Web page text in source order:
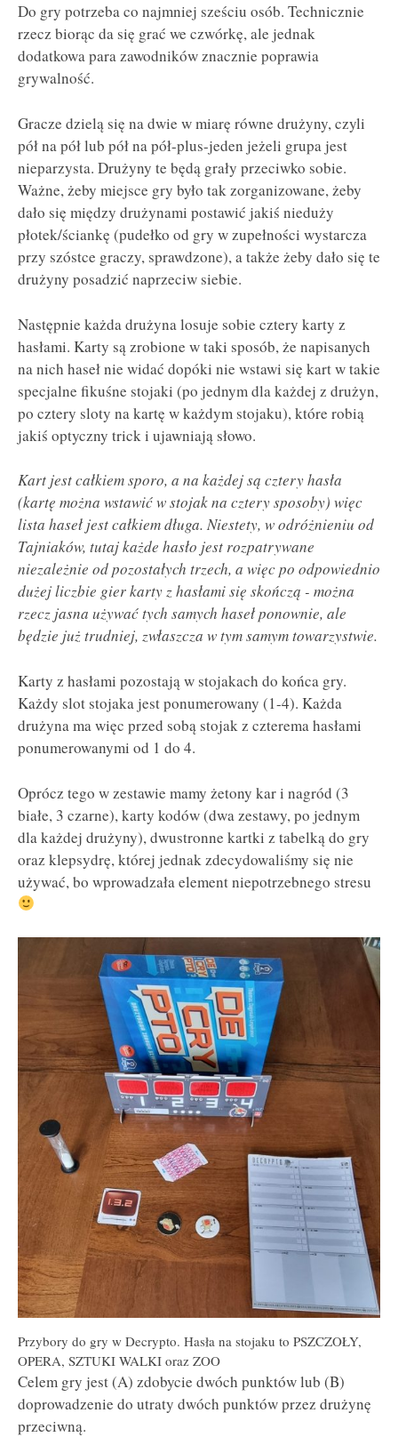
Do gry potrzeba co najmniej sześciu osób. Technicznie
rzecz biorąc da się grać we czwórkę, ale jednak
dodatkowa para zawodników znacznie poprawia
grywalność.
Gracze dzielą się na dwie w miarę równe drużyny, czyli
pół na pół lub pół na pół-plus-jeden jeżeli grupa jest
nieparzysta. Drużyny te będą grały przeciwko sobie.
Ważne, żeby miejsce gry było tak zorganizowane, żeby
dało się między drużynami postawić jakiś nieduży
płotek/ściankę (pudełko od gry w zupełności wystarcza
przy szóstce graczy, sprawdzone), a także żeby dało się te
drużyny posadzić naprzeciw siebie.
Następnie każda drużyna losuje sobie cztery karty z
hasłami. Karty są zrobione w taki sposób, że napisanych
na nich haseł nie widać dopóki nie wstawi się kart w takie
specjalne fikuśne stojaki (po jednym dla każdej z drużyn,
po cztery sloty na kartę w każdym stojaku), które robią
jakiś optyczny trick i ujawniają słowo.
Kart jest całkiem sporo, a na każdej są cztery hasła
(kartę można wstawić w stojak na cztery sposoby) więc
lista haseł jest całkiem długa. Niestety, w odróżnieniu od
Tajniaków, tutaj każde hasło jest rozpatrywane
niezależnie od pozostałych trzech, a więc po odpowiednio
dużej liczbie gier karty z hasłami się skończą - można
rzecz jasna używać tych samych haseł ponownie, ale
będzie już trudniej, zwłaszcza w tym samym towarzystwie.
Karty z hasłami pozostają w stojakach do końca gry.
Każdy slot stojaka jest ponumerowany (1-4). Każda
drużyna ma więc przed sobą stojak z czterema hasłami
ponumerowanymi od 1 do 4.
Oprócz tego w zestawie mamy żetony kar i nagród (3
białe, 3 czarne), karty kodów (dwa zestawy, po jednym
dla każdej drużyny), dwustronne kartki z tabelką do gry
oraz klepsydrę, której jednak zdecydowaliśmy się nie
używać, bo wprowadzała element niepotrzebnego stresu
Przybory do gry w Decrypto. Hasła na stojaku to PSZCZOŁY,
OPERA, SZTUKI WALKI oraz ZOO
Celem gry jest (A) zdobycie dwóch punktów lub (B)
doprowadzenie do utraty dwóch punktów przez drużynę
przeciwną.